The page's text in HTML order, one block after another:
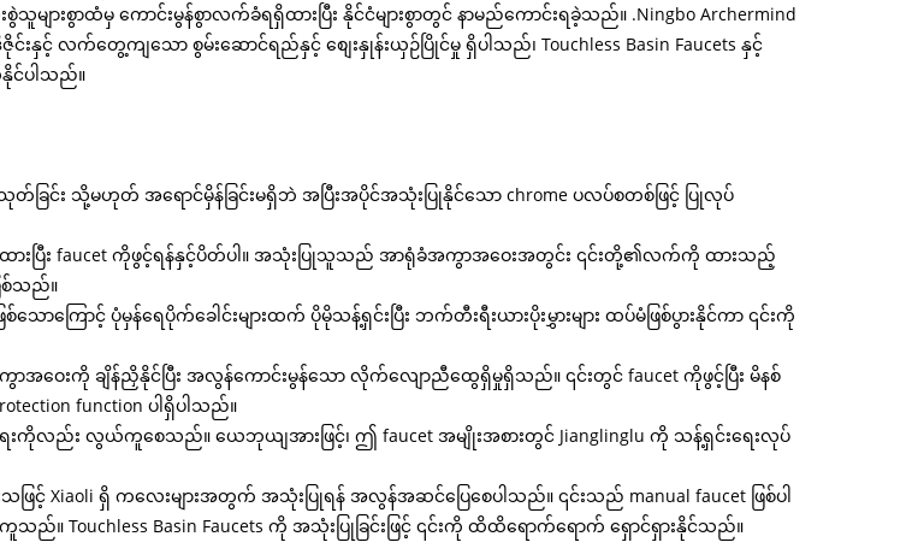
ားစွာထံမှ ကောင်းမွန်စွာလက်ခံရရှိထားပြီး နိုင်ငံများစွာတွင် နာမည်ကောင်းရခဲ့သည်။ .Ningbo Archermind
ဒီဇိုင်းနှင့် လက်တွေ့ကျသော စွမ်းဆောင်ရည်နှင့် စျေးနှုန်းယှဉ်ပြိုင်မှု ရှိပါသည်၊ Touchless Basin Faucets နှင့်
ပါသည်။
သုတ်ခြင်း သို့မဟုတ် အရောင်မှိန်ခြင်းမရှိဘဲ အပြီးအပိုင်အသုံးပြုနိုင်သော chrome ပလပ်စတစ်ဖြင့် ပြုလုပ်
ချုပ်ထားပြီး faucet ကိုဖွင့်ရန်နှင့်ပိတ်ပါ။ အသုံးပြုသူသည် အာရုံခံအကွာအဝေးအတွင်း ၎င်းတို့၏လက်ကို ထားသည့်
စ်သည်။
ာကြောင့် ပုံမှန်ရေပိုက်ခေါင်းများထက် ပိုမိုသန့်ရှင်းပြီး ဘက်တီးရီးယားပိုးမွှားများ ထပ်မံဖြစ်ပွားနိုင်ကာ ၎င်းကို
အဝေးကို ချိန်ညှိနိုင်ပြီး အလွန်ကောင်းမွန်သော လိုက်လျောညီထွေရှိမှုရှိသည်။ ၎င်းတွင် faucet ကိုဖွင့်ပြီး မိနစ်
function ပါရှိပါသည်။
ရေးကိုလည်း လွယ်ကူစေသည်။ ယေဘုယျအားဖြင့်၊ ဤ faucet အမျိုးအစားတွင် Jianglinglu ကို သန့်ရှင်းရေးလုပ်
ဖြင့် Xiaoli ရှိ ကလေးများအတွက် အသုံးပြုရန် အလွန်အဆင်ပြေစေပါသည်။ ၎င်းသည် manual faucet ဖြစ်ပါ
Basin Faucets ကို အသုံးပြုခြင်းဖြင့် ၎င်းကို ထိထိရောက်ရောက် ရှောင်ရှားနိုင်သည်။